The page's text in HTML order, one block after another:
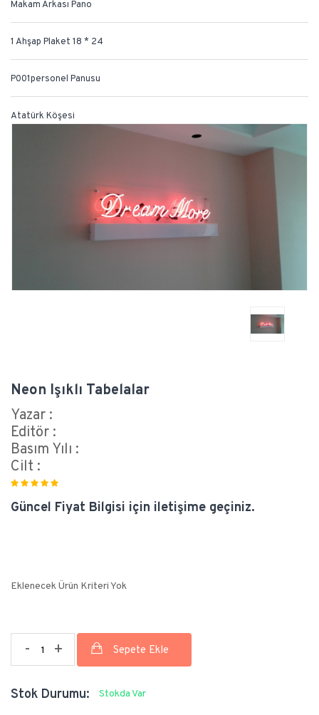
Makam Arkası Pano
1 Ahşap Plaket 18 * 24
P001personel Panusu
Atatürk Köşesi
Neon Işıklı Tabelalar
Yazar :
Editör :
Basım Yılı :
Cilt :
Güncel Fiyat Bilgisi için iletişime geçiniz.
Eklenecek Ürün Kriteri Yok
- +
Stok Durumu: Stokda Var